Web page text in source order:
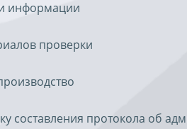
информации
проверки
составления протокола об